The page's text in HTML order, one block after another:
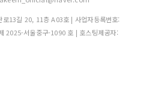
로13길 20, 11층 A03호 | 사업자등록번호:
2025-서울중구-1090 호 | 호스팅제공자: